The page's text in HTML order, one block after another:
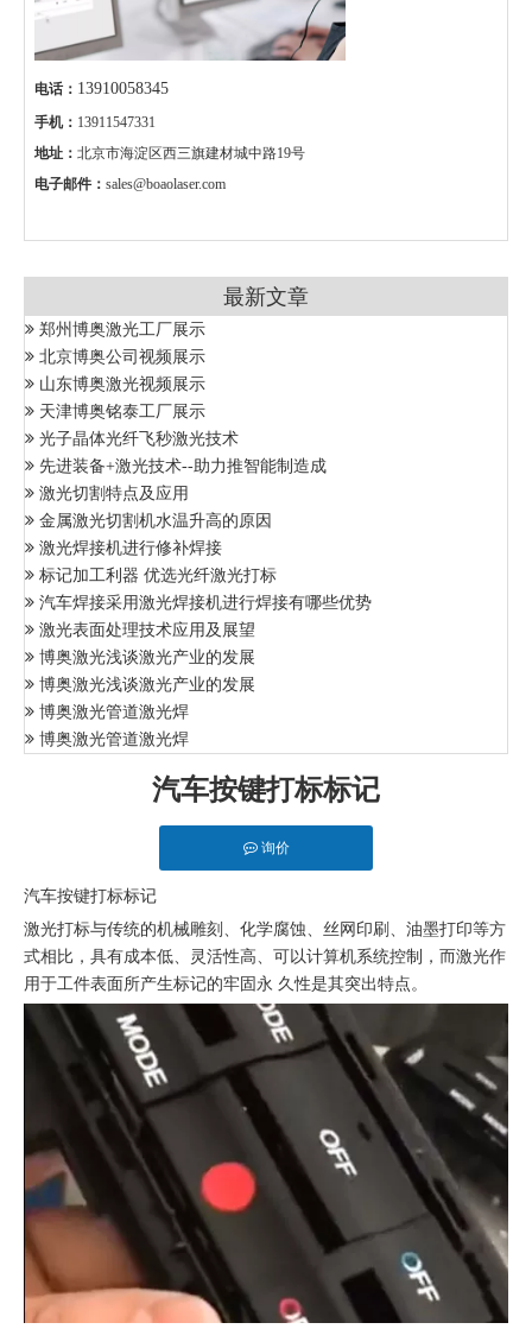
电话： 13910058345
手机： 13911547331
地址： 北京市海淀区西三旗建材城中路19号
电子邮件： sales@boaolaser.com
最新文章
郑州博奥激光工厂展示
北京博奥公司视频展示
山东博奥激光视频展示
天津博奥铭泰工厂展示
光子晶体光纤飞秒激光技术
先进装备+激光技术--助力推智能制造成
激光切割特点及应用
金属激光切割机水温升高的原因
激光焊接机进行修补焊接
标记加工利器 优选光纤激光打标
汽车焊接采用激光焊接机进行焊接有哪些优势
激光表面处理技术应用及展望
博奥激光浅谈激光产业的发展
博奥激光浅谈激光产业的发展
博奥激光管道激光焊
博奥激光管道激光焊
汽车按键打标标记
询价
汽车按键打标标记
激光打标与传统的机械雕刻、化学腐蚀、丝网印刷、油墨打印等方
式相比，具有成本低、灵活性高、可以计算机系统控制，而激光作
用于工件表面所产生标记的牢固永 久性是其突出特点。